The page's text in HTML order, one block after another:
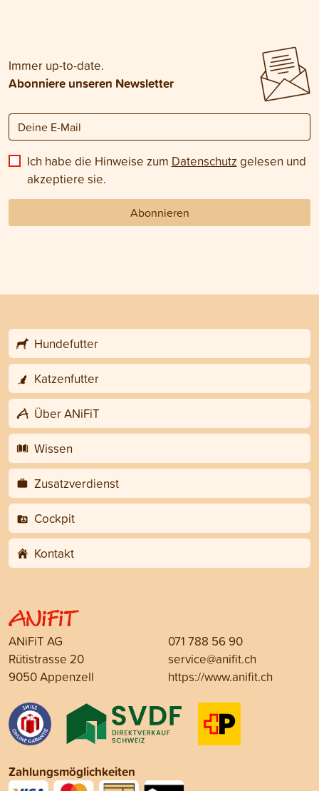
Immer up-to-date.
Abonniere unseren Newsletter
Ich habe die Hinweise zum Datenschutz gelesen und
akzeptiere sie.
Abonnieren
Hundefutter
Katzenfutter
Über ANiFiT
Wissen
Zusatzverdienst
Cockpit
Kontakt
ANiFiT AG
Rütistrasse 20
9050 Appenzell
071 788 56 90
service@anifit.ch
https://www.anifit.ch
Zahlungsmöglichkeiten